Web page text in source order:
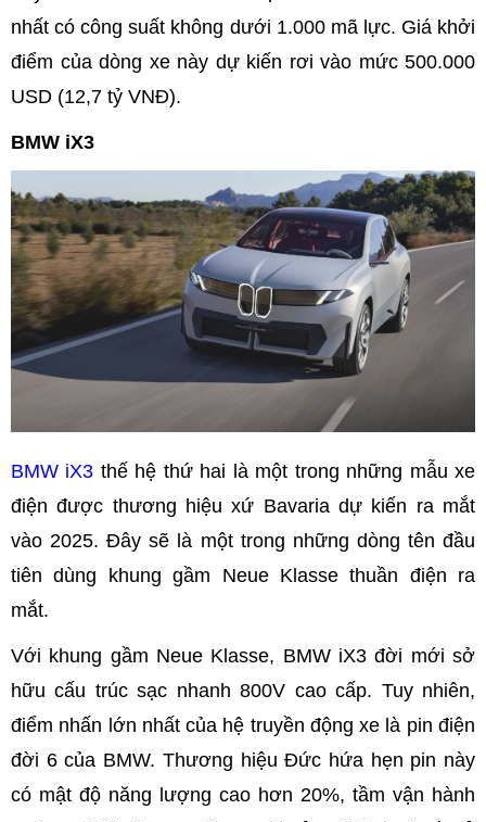
nhất có công suất không dưới 1.000 mã lực. Giá khởi
điểm của dòng xe này dự kiến rơi vào mức 500.000
USD (12,7 tỷ VNĐ).
BMW iX3
BMW iX3 thế hệ thứ hai là một trong những mẫu xe
điện được thương hiệu xứ Bavaria dự kiến ra mắt
vào 2025. Đây sẽ là một trong những dòng tên đầu
tiên dùng khung gầm Neue Klasse thuần điện ra
mắt.
Với khung gầm Neue Klasse, BMW iX3 đời mới sở
hữu cấu trúc sạc nhanh 800V cao cấp. Tuy nhiên,
điểm nhấn lớn nhất của hệ truyền động xe là pin điện
đời 6 của BMW. Thương hiệu Đức hứa hẹn pin này
có mật độ năng lượng cao hơn 20%, tầm vận hành